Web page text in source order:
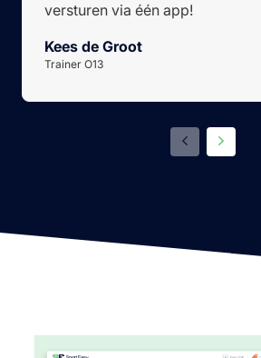
versturen via één app!
Kees de Groot
Trainer O13